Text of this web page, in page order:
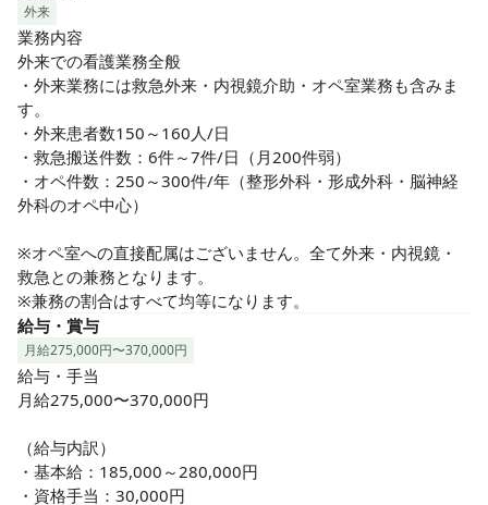
199床の病院になります！
昼間は無料で使える託児所もありますので、小さなお子様が
いらっしゃる方も安心して働けます！
当院で仕事をしている看護職員が、「働き続けられる職場づ
くり」を推進するため、師長・主任を中心にチームを発足し
ワークライフバランスの取り組みを行っています。
看護スタッフはパートも合わせて総勢100名！勉強会や研修
たい方・ブランクがある方もしっかり学びながら成長できる
環境です。
外来
業務内容
外来での看護業務全般
・外来業務には救急外来・内視鏡介助・オペ室業務も含みま
す。
・外来患者数150～160人/日
・救急搬送件数：6件～7件/日（月200件弱）
・オペ件数：250～300件/年（整形外科・形成外科・脳神経
外科のオペ中心）
※オペ室への直接配属はございません。全て外来・内視鏡・
救急との兼務となります。
※兼務の割合はすべて均等になります。
給与・賞与
月給275,000円〜370,000円
給与・手当
月給275,000〜370,000円
（給与内訳）
・基本給：185,000～280,000円
・資格手当：30,000円